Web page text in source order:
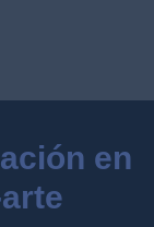
en